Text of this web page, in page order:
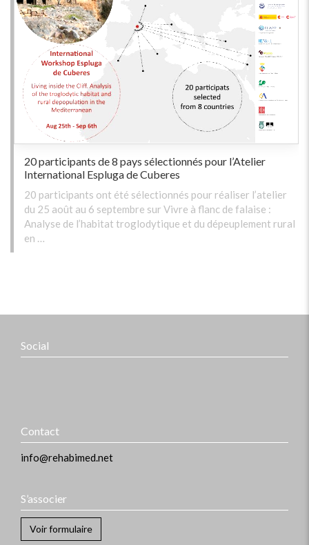
20 participants de 8 pays sélectionnés pour l’Atelier
International Espluga de Cuberes
20 participants ont été sélectionnés pour réaliser l’atelier
du 25 août au 6 septembre sur Vivre à flanc de falaise :
Analyse de l’habitat troglodytique et du dépeuplement rural
en …
Social
Contact
info@rehabimed.net
S’associer
Voir formulaire